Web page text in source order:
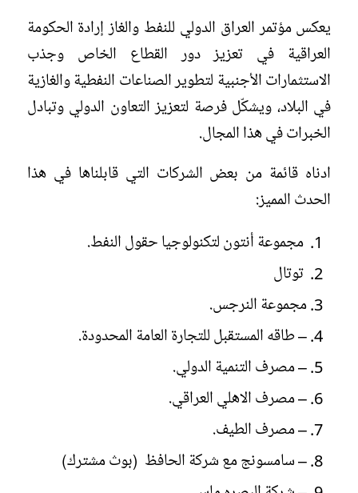
يعكس مؤتمر العراق الدولي للنفط والغاز إرادة الحكومة
العراقية في تعزيز دور القطاع الخاص وجذب
الاستثمارات الأجنبية لتطوير الصناعات النفطية والغازية
في البلاد، ويشكّل فرصة لتعزيز التعاون الدولي وتبادل
الخبرات في هذا المجال.
ادناه قائمة من بعض الشركات التي قابلناها في هذا
الحدث المميز:
⁠مجموعة أنتون لتكنولوجيا حقول النفط.
توتال
مجموعة النرجس.
– ⁠طاقه المستقبل للتجارة العامة المحدودة.
– ⁠مصرف التنمية الدولي.
– ⁠مصرف الاهلي العراقي.
– ⁠مصرف الطيف.
– ⁠سامسونج مع شركة الحافظ (بوث مشترك)